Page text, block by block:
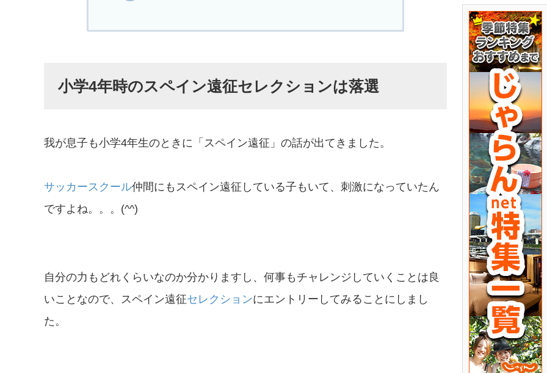
小学4年時のスペイン遠征セレクションは落選
我が息子も小学4年生のときに「スペイン遠征」の話が出てきました。
サッカースクール仲間にもスペイン遠征している子もいて、刺激になっていたん
ですよね。。。(^^)
自分の力もどれくらいなのか分かりますし、何事もチャレンジしていくことは良
いことなので、スペイン遠征セレクションにエントリーしてみることにしまし
た。